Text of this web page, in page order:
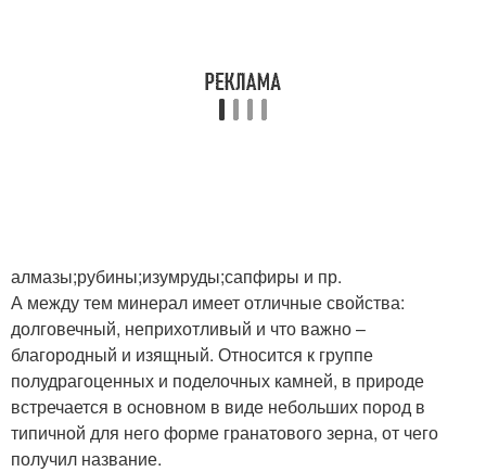
алмазы;рубины;изумруды;сапфиры и пр.
А между тем минерал имеет отличные свойства:
долговечный, неприхотливый и что важно –
благородный и изящный. Относится к группе
полудрагоценных и поделочных камней, в природе
встречается в основном в виде небольших пород в
типичной для него форме гранатового зерна, от чего
получил название.